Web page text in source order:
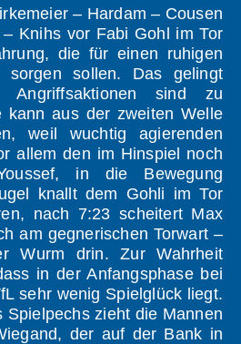
– Hardam – Cousen
Knihs vor Fabi Gohl im Tor
die für einen ruhigen
sorgen sollen. Das gelingt
sind zu
kann aus der zweiten Welle
weil wuchtig agierenden
allem den im Hinspiel noch
in die Bewegung
knallt dem Gohli im Tor
nach 7:23 scheitert Max
am gegnerischen Torwart –
Wurm drin. Zur Wahrheit
in der Anfangsphase bei
sehr wenig Spielglück liegt.
Spielpechs zieht die Mannen
der auf der Bank in